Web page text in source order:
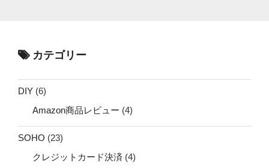
カテゴリー
DIY (6)
Amazon商品レビュー (4)
SOHO (23)
クレジットカード決済 (4)